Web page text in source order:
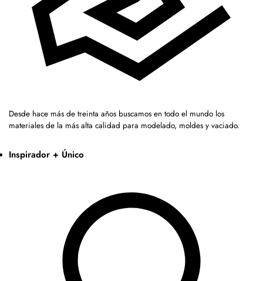
Desde hace más de treinta años buscamos en todo el mundo los
materiales de la más alta calidad para modelado, moldes y vaciado.
Inspirador + Único